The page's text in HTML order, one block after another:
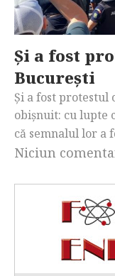
Și a fost
București
Și a fost protestul
obișnuit: cu lupte
că semnalul lor a
Niciun